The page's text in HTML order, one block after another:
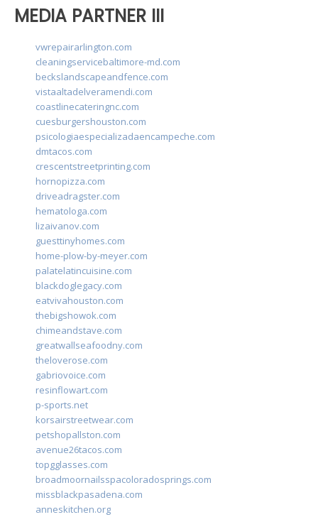
MEDIA PARTNER III
vwrepairarlington.com
cleaningservicebaltimore-md.com
beckslandscapeandfence.com
vistaaltadelveramendi.com
coastlinecateringnc.com
cuesburgershouston.com
psicologiaespecializadaencampeche.com
dmtacos.com
crescentstreetprinting.com
hornopizza.com
driveadragster.com
hematologa.com
lizaivanov.com
guesttinyhomes.com
home-plow-by-meyer.com
palatelatincuisine.com
blackdoglegacy.com
eatvivahouston.com
thebigshowok.com
chimeandstave.com
greatwallseafoodny.com
theloverose.com
gabriovoice.com
resinflowart.com
p-sports.net
korsairstreetwear.com
petshopallston.com
avenue26tacos.com
topgglasses.com
broadmoornailsspacoloradosprings.com
missblackpasadena.com
anneskitchen.org